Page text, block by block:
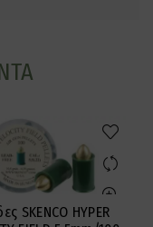
SKENCO HYPER